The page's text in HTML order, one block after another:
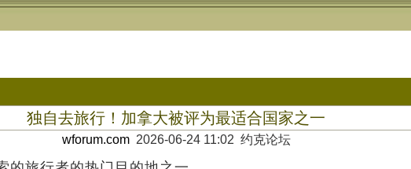
独自去旅行！加拿大被评为最适合国家之一
wforum.com2026-06-24 11:02 约克论坛